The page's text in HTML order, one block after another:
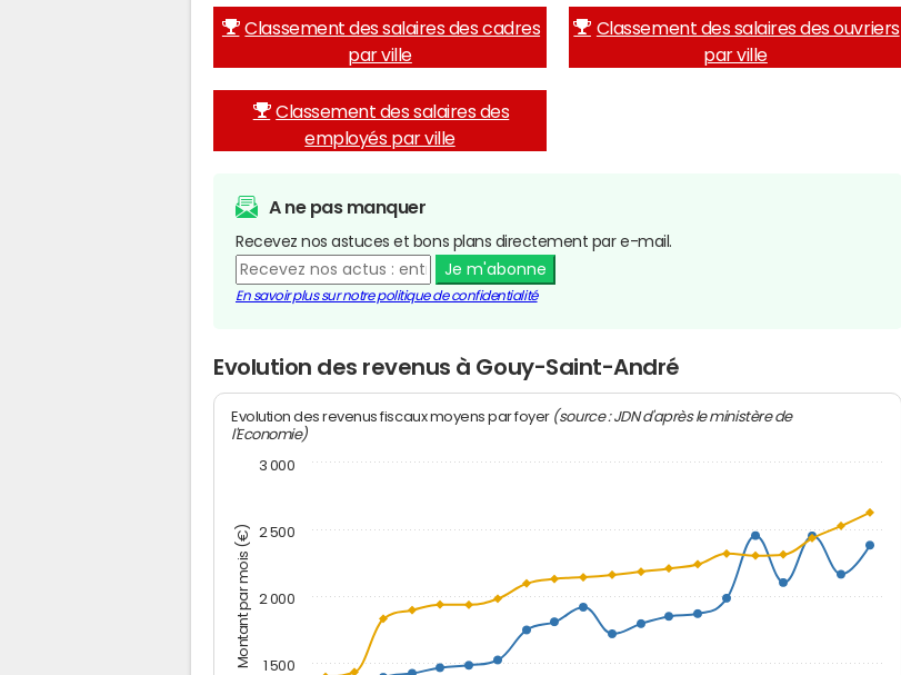
Classement des salaires des cadres
par ville
Classement des salaires des ouvriers
par ville
Classement des salaires des
employés par ville
A ne pas manquer
Recevez nos astuces et bons plans directement par e-mail.
Je m'abonne
En savoir plus sur notre politique de confidentialité
Evolution des revenus à Gouy-Saint-André
Montant par mois (€)
Evolution des revenus fiscaux moyens par foyer (source : JDN d'après le ministère de
l'Economie)
1 500
2 000
2 500
3 000